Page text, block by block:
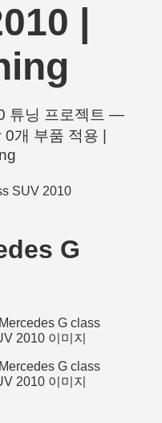
|
튜닝 프로젝트 —
개 부품 적용 |
G